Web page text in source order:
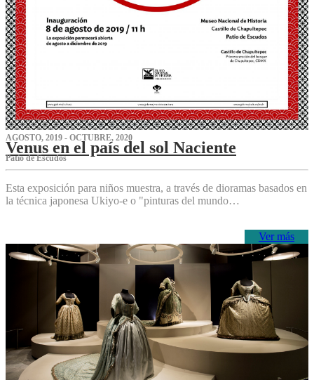
AGOSTO, 2019 - OCTUBRE, 2020
Venus en el país del sol Naciente
P‌atio de Escudos
Esta exposición para niños muestra, a través de dioramas basados en
la técnica japonesa Ukiyo-e o "pinturas del mundo…
Ver más